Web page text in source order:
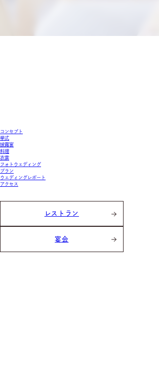
コンセプト
挙式
披露宴
料理
衣裳
フォトウェディング
プラン
ウェディングレポート
アクセス
レストラン
宴会